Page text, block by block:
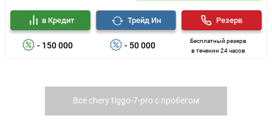
- 150 000
в Кредит
- 50 000
Трейд Ин
Бесплатный резерв
в течении 24 часов
Резерв
Все chery tiggo-7-pro с пробегом